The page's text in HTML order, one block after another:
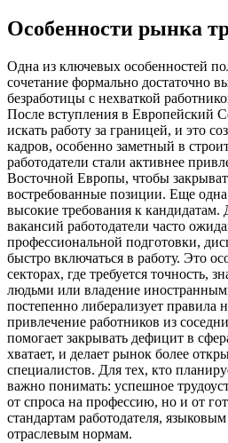
Особенности рынка
Одна из ключевых особенностей
сочетание формально достаточно
безработицы с нехваткой
После вступления в Европейский
искать работу за границей, и это
кадров, особенно заметный в
работодатели стали активнее
Восточной Европы, чтобы
востребованные позиции. Еще
высокие требования к
вакансий работодатели часто
профессиональной подготовки,
быстро включаться в работу. Это
секторах, где требуется точность,
людьми или владение
постепенно либерализует правила
привлечение работников из
помогает закрывать дефицит в
хватает, и делает рынок более
специалистов. Для тех, кто
важно понимать: успешное
от спроса на профессию, но и от
стандартам работодателя,
отраслевым нормам.